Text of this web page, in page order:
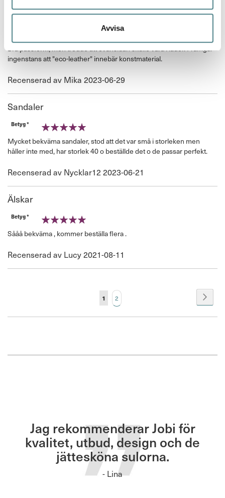
Avvisa
Ovansida i konstmaterial drar ner betyget
80%
Bra passform, men trodde att ovansidan skulle vara i läder. Framgår
ingenstans att "eco-leather" innebär konstmaterial.
Recenserad av Mika Publicerat
den
2023-06-29
Sandaler
Betyg *
Mycket bekväma sandaler, stod att det var små i storleken men
håller inte med, har storlek 40 o beställde det o de passar perfekt.
Recenserad av Nycklar12Publicerat
den
2023-06-21
Älskar
Betyg *
Sååå bekväma , kommer beställa flera .
Recenserad av LucyPublicerat
den
2021-08-11
Page
You're currently reading page
1
Page
2
Page
Jag rekommenderar Jobi för
kvalitet, utbud, design och de
jättesköna sulorna.
- Lina